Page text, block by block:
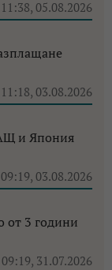
11:38, 05.08.2026
11:18, 03.08.2026
и Япония
09:19, 03.08.2026
от 3 години
09:19, 31.07.2026